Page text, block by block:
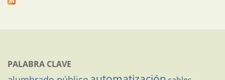
PALABRA CLAVE